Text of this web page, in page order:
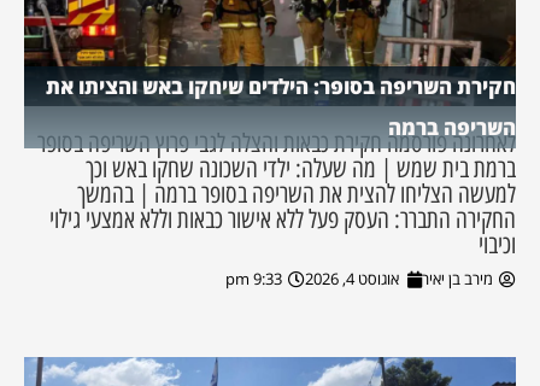
חקירת השריפה בסופר: הילדים שיחקו באש והציתו את
השריפה ברמה
לאחרונה פורסמה חקירת כבאות והצלה לגבי פרוץ השריפה בסופר
ברמת בית שמש | מה שעלה: ילדי השכונה שחקו באש וכך
למעשה הצליחו להצית את השריפה בסופר ברמה | בהמשך
החקירה התברר: העסק פעל ללא אישור כבאות וללא אמצעי גילוי
וכיבוי
מירב בן יאיר אוגוסט 4, 2026 9:33 pm